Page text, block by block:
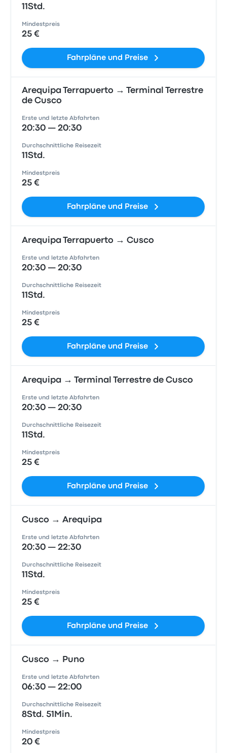
11Std.
Mindestpreis
25 €
Fahrpläne und Preise
Arequipa Terrapuerto → Terminal Terrestre
de Cusco
Erste und letzte Abfahrten
20:30 — 20:30
Durchschnittliche Reisezeit
11Std.
Mindestpreis
25 €
Fahrpläne und Preise
Arequipa Terrapuerto → Cusco
Erste und letzte Abfahrten
20:30 — 20:30
Durchschnittliche Reisezeit
11Std.
Mindestpreis
25 €
Fahrpläne und Preise
Arequipa → Terminal Terrestre de Cusco
Erste und letzte Abfahrten
20:30 — 20:30
Durchschnittliche Reisezeit
11Std.
Mindestpreis
25 €
Fahrpläne und Preise
Cusco → Arequipa
Erste und letzte Abfahrten
20:30 — 22:30
Durchschnittliche Reisezeit
11Std.
Mindestpreis
25 €
Fahrpläne und Preise
Cusco → Puno
Erste und letzte Abfahrten
06:30 — 22:00
Durchschnittliche Reisezeit
8Std. 51Min.
Mindestpreis
20 €